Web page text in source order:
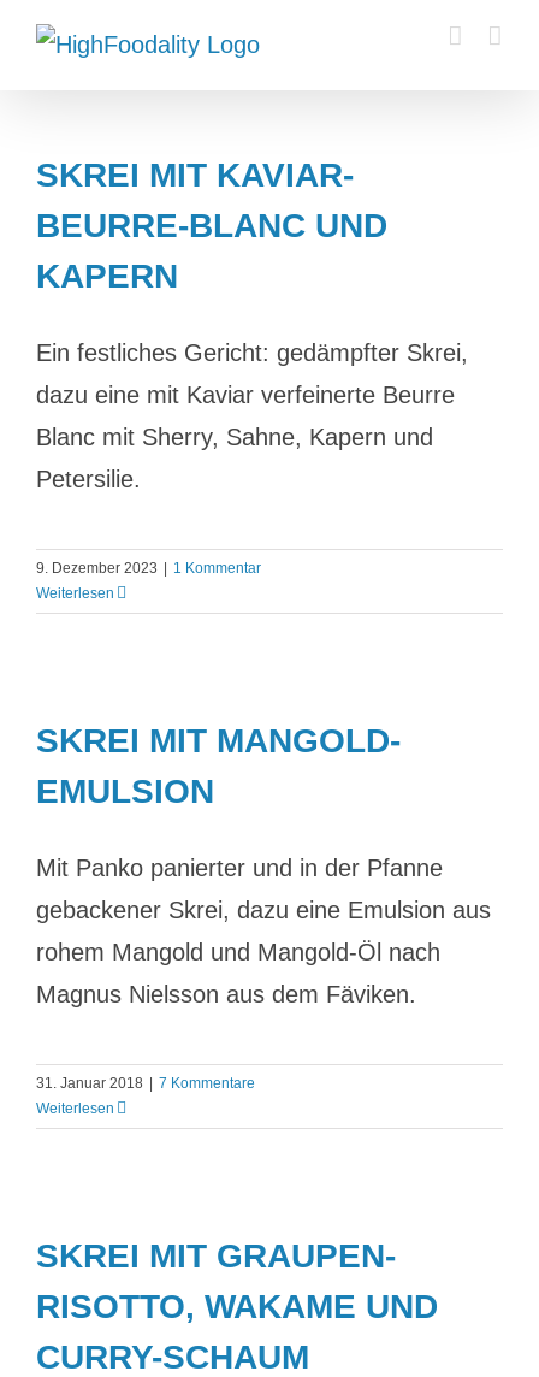
Zum
Inhalt
SKREI MIT KAVIAR-
BEURRE-BLANC UND
KAPERN
Ein festliches Gericht: gedämpfter Skrei,
dazu eine mit Kaviar verfeinerte Beurre
Blanc mit Sherry, Sahne, Kapern und
Petersilie.
9. Dezember 2023
1 Kommentar
Weiterlesen
SKREI MIT MANGOLD-
EMULSION
Mit Panko panierter und in der Pfanne
gebackener Skrei, dazu eine Emulsion aus
rohem Mangold und Mangold-Öl nach
Magnus Nielsson aus dem Fäviken.
31. Januar 2018
7 Kommentare
Weiterlesen
SKREI MIT GRAUPEN-
RISOTTO, WAKAME UND
CURRY-SCHAUM